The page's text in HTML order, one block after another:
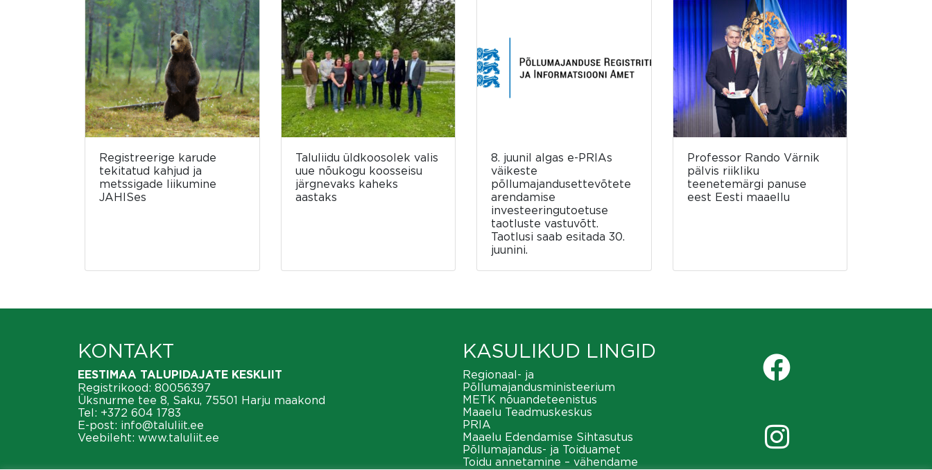
Registreerige karude
tekitatud kahjud ja
metssigade liikumine
JAHISes
Taluliidu üldkoosolek valis
uue nõukogu koosseisu
järgnevaks kaheks
aastaks
8. juunil algas e-PRIAs
väikeste
põllumajandusettevõtete
arendamise
investeeringutoetuse
taotluste vastuvõtt.
Taotlusi saab esitada 30.
juunini.
Professor Rando Värnik
pälvis riikliku
teenetemärgi panuse
eest Eesti maaellu
KONTAKT
EESTIMAA TALUPIDAJATE KESKLIIT
Registrikood: 80056397
Üksnurme tee 8, Saku, 75501 Harju maakond
Tel: +372 604 1783
E-post: info@taluliit.ee
Veebileht: www.taluliit.ee
KASULIKUD LINGID
Regionaal- ja
Põllumajandusministeerium
METK nõuandeteenistus
Maaelu Teadmuskeskus
PRIA
Maaelu Edendamise Sihtasutus
Põllumajandus- ja Toiduamet
Toidu annetamine – vähendame